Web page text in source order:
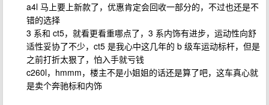
a4l 马上要上新款了，优惠肯定会回收一部分的，不过也还是不
错的选择
3 系和 ct5，就看更看重哪点了，3 系内饰有进步，运动性向舒
适性妥协了不少，ct5 是我心中这几年的 b 级车运动标杆，但是
之前打折太狠了，怕入手就亏钱
c260l，hmmm，楼主不是小姐姐的话还是算了吧，这车真心就
是卖个奔驰标和内饰